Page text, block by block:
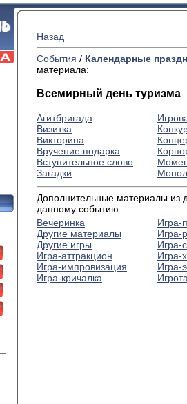
Назад
События / Календарные
материала:
Всемирный день туризма
Агитбригада
Визитка
Викторина
Вручение подарка
Вступительное слово
Загадки
Дополнительные материалы из
данному событию:
Вечеринка
Другие материалы
Другие игры
Игра-аттракцион
Игра-импровизация
Игра-кричалка
Игра-
Игра-
Игра-
Игра-
Игра-